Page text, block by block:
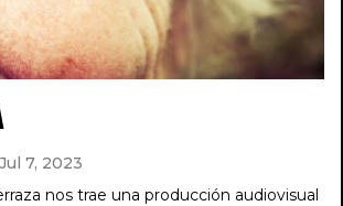
Jul 7, 2023
nos trae una producción audiovisual